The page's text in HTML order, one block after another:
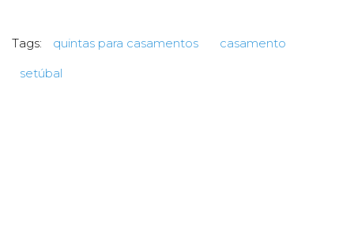
Tags: quintas para casamentos
casamento
setúbal